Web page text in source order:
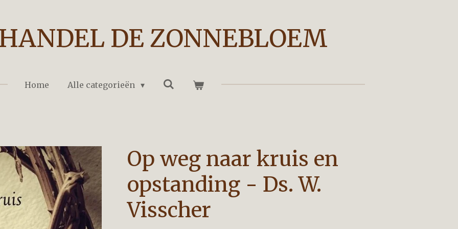
DE ZONNEBLOEM
Home Alle categorieën
Op weg naar kruis en
opstanding - Ds. W.
Visscher